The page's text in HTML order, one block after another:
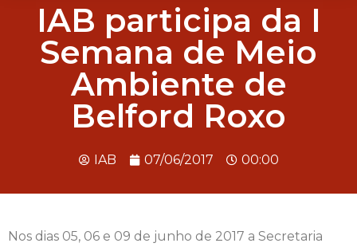
IAB participa da I
Semana de Meio
Ambiente de
Belford Roxo
IAB 07/06/2017 00:00
Nos dias 05, 06 e 09 de junho de 2017 a Secretaria